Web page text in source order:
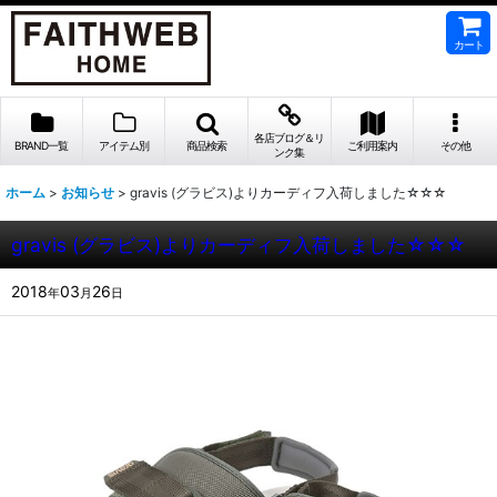
カート
BRAND一覧 アイテム別 商品検索
各店ブログ＆リ
ンク集
ご利用案内 その他
ホーム > お知らせ > gravis (グラビス)よりカーディフ入荷しました☆☆☆
gravis (グラビス)よりカーディフ入荷しました☆☆☆
2018年03 月 26日